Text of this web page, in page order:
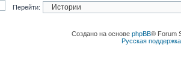
Перейти:
Создано на основе phpBB® Forum
Русская